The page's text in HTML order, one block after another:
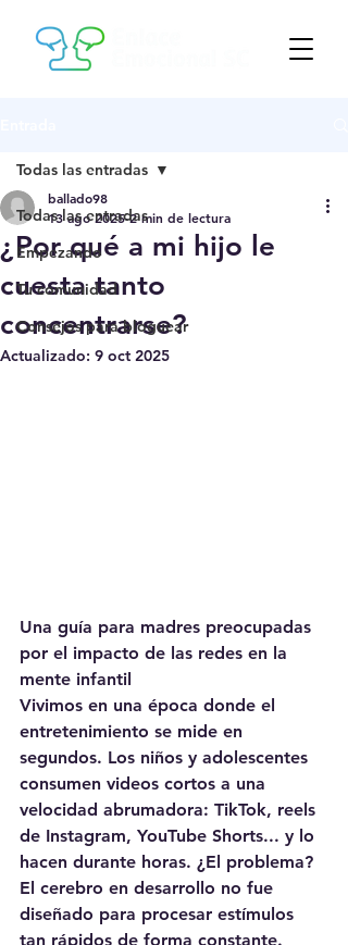
Todas las entradas
Empezando
Tu comunidad
Consejos para bloguear
Todas las entradas
¿Por qué a mi hijo le
cuesta tanto
concentrarse?
ballado98
13 ago 2025 2 min de lectura
Actualizado: 9 oct 2025
Una guía para madres preocupadas
por el impacto de las redes en la
mente infantil
Vivimos en una época donde el
entretenimiento se mide en
segundos. Los niños y adolescentes
consumen videos cortos a una
velocidad abrumadora: TikTok, reels
de Instagram, YouTube Shorts... y lo
hacen durante horas. ¿El problema?
El cerebro en desarrollo no fue
diseñado para procesar estímulos
tan rápidos de forma constante.